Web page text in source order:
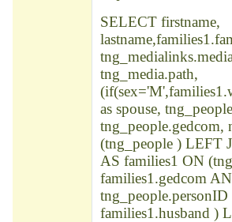
SELECT firstname,
tng_media.path,
as spouse,
tng_people.gedcom,
(tng_people ) LEFT
AS families1 ON
families1.gedcom
tng_people.personID
families1.husband )